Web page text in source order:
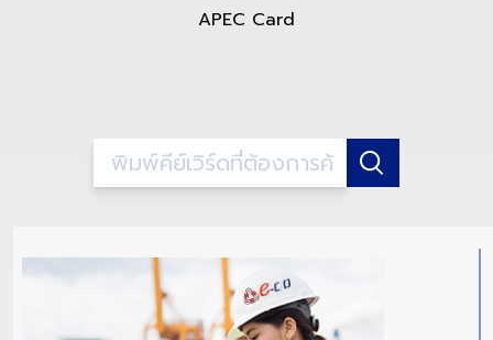
APEC Card